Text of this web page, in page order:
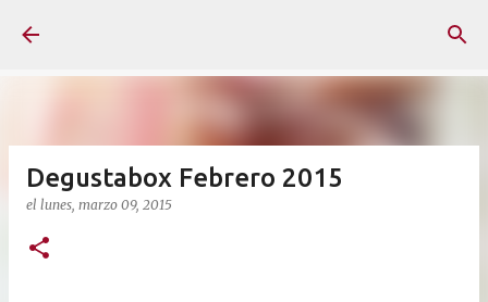
Degustabox Febrero 2015
el lunes, marzo 09, 2015